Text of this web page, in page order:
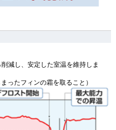
減し、安定した室温を維持しま
ったフィンの霜を取ること）